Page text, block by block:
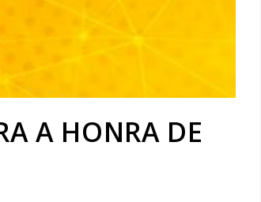
A HONRA DE